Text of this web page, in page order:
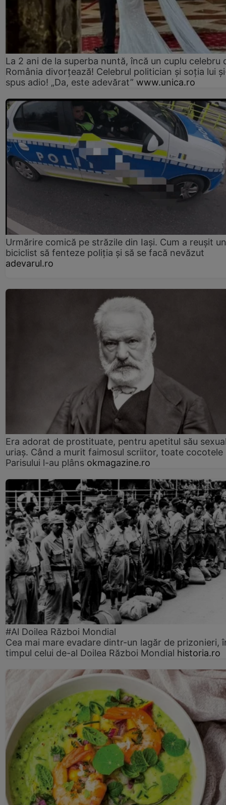
La 2 ani de la superba nuntă, încă un cuplu celebru
România divorțează! Celebrul politician și soția lui
spus adio! „Da, este adevărat” www.unica.ro
Urmărire comică pe străzile din Iași. Cum a reușit un
biciclist să fenteze poliția și să se facă nevăzut
adevarul.ro
Era adorat de prostituate, pentru apetitul său
uriaș. Când a murit faimosul scriitor, toate cocotele
Parisului l-au plâns okmagazine.ro
#Al Doilea Război Mondial
Cea mai mare evadare dintr-un lagăr de prizonieri,
timpul celui de-al Doilea Război Mondial historia.ro